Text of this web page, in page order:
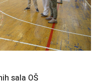
sala OŠ